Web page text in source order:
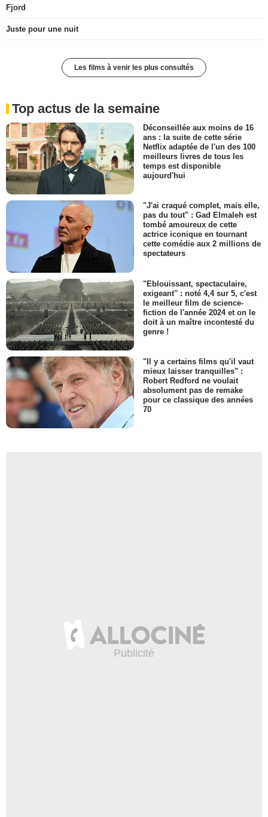
Fjord
Juste pour une nuit
Les films à venir les plus consultés
Top actus de la semaine
Déconseillée aux moins de 16
ans : la suite de cette série
Netflix adaptée de l'un des 100
meilleurs livres de tous les
temps est disponible
aujourd'hui
"J'ai craqué complet, mais elle,
pas du tout" : Gad Elmaleh est
tombé amoureux de cette
actrice iconique en tournant
cette comédie aux 2 millions de
spectateurs
"Eblouissant, spectaculaire,
exigeant" : noté 4,4 sur 5, c'est
le meilleur film de science-
fiction de l'année 2024 et on le
doit à un maître incontesté du
genre !
"Il y a certains films qu'il vaut
mieux laisser tranquilles" :
Robert Redford ne voulait
absolument pas de remake
pour ce classique des années
70